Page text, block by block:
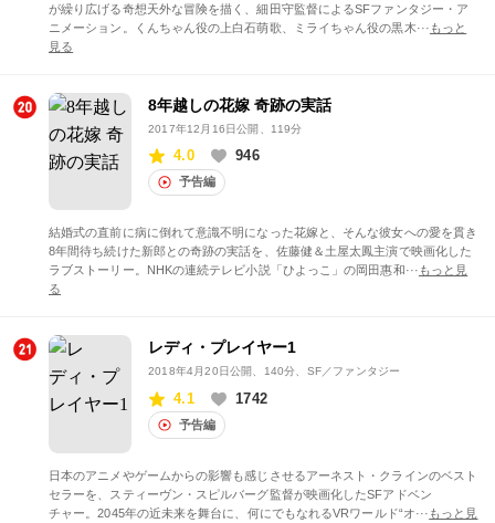
が繰り広げる奇想天外な冒険を描く、細田守監督によるSFファンタジー・ア
ニメーション。くんちゃん役の上白石萌歌、ミライちゃん役の黒木··· もっと
見る
8年越しの花嫁 奇跡の実話
2017年12月16日公開 、119分
4.0 946
予告編
結婚式の直前に病に倒れて意識不明になった花嫁と、そんな彼女への愛を貫き
8年間待ち続けた新郎との奇跡の実話を、佐藤健＆土屋太鳳主演で映画化した
ラブストーリー。NHKの連続テレビ小説「ひよっこ」の岡田惠和··· もっと見
る
レディ・プレイヤー1
2018年4月20日公開 、140分、SF／ファンタジー
4.1 1742
予告編
日本のアニメやゲームからの影響も感じさせるアーネスト・クラインのベスト
セラーを、スティーヴン・スピルバーグ監督が映画化したSFアドベン
チャー。2045年の近未来を舞台に、何にでもなれるVRワールド“オ··· もっと見